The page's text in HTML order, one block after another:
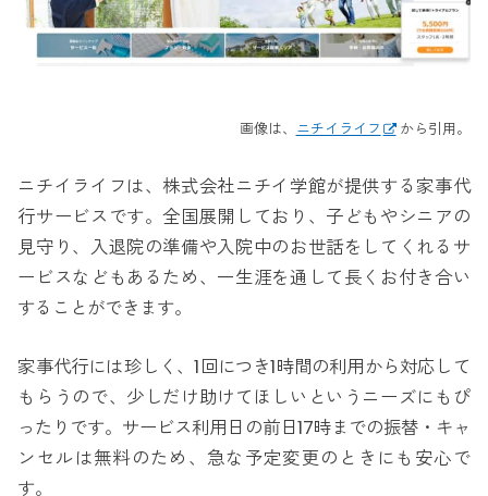
画像は、 ニチイライフ から引用。
ニチイライフは、株式会社ニチイ学館が提供する家事代
行サービスです。全国展開しており、子どもやシニアの
見守り、入退院の準備や入院中のお世話をしてくれるサ
ービスなどもあるため、一生涯を通して長くお付き合い
することができます。
家事代行には珍しく、1回につき1時間の利用から対応して
もらうので、少しだけ助けてほしいというニーズにもぴ
ったりです。サービス利用日の前日17時までの振替・キャ
ンセルは無料のため、急な予定変更のときにも安心で
す。